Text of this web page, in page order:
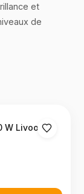
et
de
W Livoo